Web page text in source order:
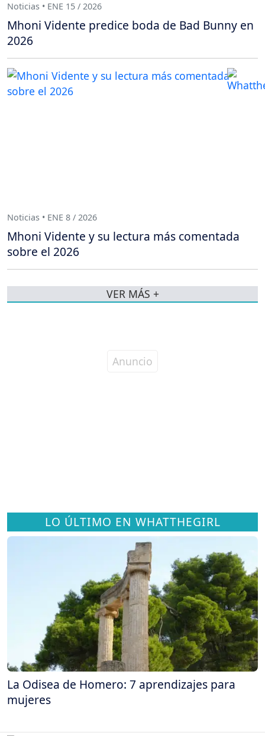
LO ÚLTIMO EN WHATTHEGIRL
La Odisea de Homero: 7 aprendizajes para
mujeres
Noticias • ENE 15 / 2026
Mhoni Vidente predice boda de Bad Bunny en
2026
Noticias • ENE 8 / 2026
Mhoni Vidente y su lectura más comentada
sobre el 2026
VER MÁS +